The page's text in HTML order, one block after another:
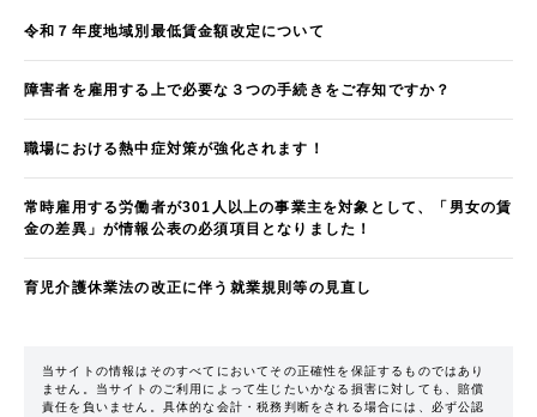
令和７年度地域別最低賃金額改定について
障害者を雇用する上で必要な３つの手続きをご存知ですか？
職場における熱中症対策が強化されます！
常時雇用する労働者が301人以上の事業主を対象として、「男女の賃
金の差異」が情報公表の必須項目となりました！
育児介護休業法の改正に伴う就業規則等の見直し
当サイトの情報はそのすべてにおいてその正確性を保証するものではあり
ません。当サイトのご利用によって生じたいかなる損害に対しても、賠償
責任を負いません。具体的な会計・税務判断をされる場合には、必ず公認